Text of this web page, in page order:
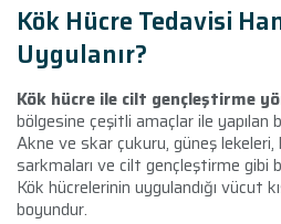
Kök Hücre Tedavisi
Uygulanır?
Kök hücre ile cilt gençleştirme
bölgesine çeşitli amaçlar ile
Akne ve skar çukuru, güneş
sarkmaları ve cilt gençleştirme gibi
Kök hücrelerinin uygulandığı vücut
boyundur.